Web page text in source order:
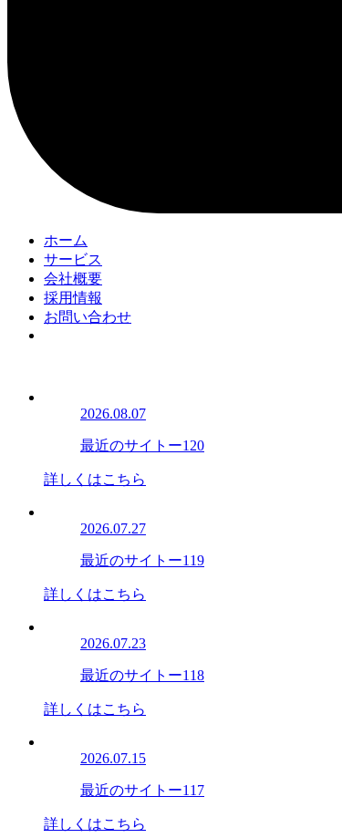
ホーム
サービス
会社概要
採用情報
お問い合わせ
2026.08.07
最近のサイトー120
詳しくはこちら
2026.07.27
最近のサイトー119
詳しくはこちら
2026.07.23
最近のサイトー118
詳しくはこちら
2026.07.15
最近のサイトー117
詳しくはこちら